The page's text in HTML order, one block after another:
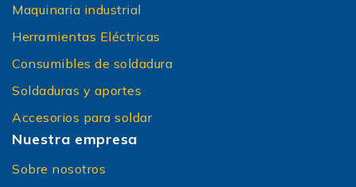
Maquinaria industrial
Herramientas Eléctricas
Consumibles de soldadura
Soldaduras y aportes
Accesorios para soldar
Nuestra empresa
Sobre nosotros